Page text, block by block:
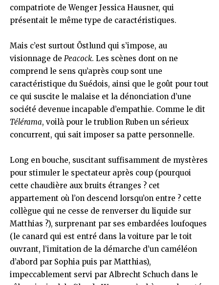
compatriote de Wenger Jessica Hausner, qui
présentait le même type de caractéristiques.
Mais c’est surtout Östlund qui s’impose, au
visionnage de Peacock. Les scènes dont on ne
comprend le sens qu’après coup sont une
caractéristique du Suédois, ainsi que le goût pour tout
ce qui suscite le malaise et la dénonciation d’une
société devenue incapable d’empathie. Comme le dit
Télérama, voilà pour le trublion Ruben un sérieux
concurrent, qui sait imposer sa patte personnelle.
Long en bouche, suscitant suffisamment de mystères
pour stimuler le spectateur après coup (pourquoi
cette chaudière aux bruits étranges ? cet
appartement où l’on descend lorsqu’on entre ? cette
collègue qui ne cesse de renverser du liquide sur
Matthias ?), surprenant par ses embardées loufoques
(le canard qui est entré dans la voiture par le toit
ouvrant, l’imitation de la démarche d’un caméléon
d’abord par Sophia puis par Matthias),
impeccablement servi par Albrecht Schuch dans le